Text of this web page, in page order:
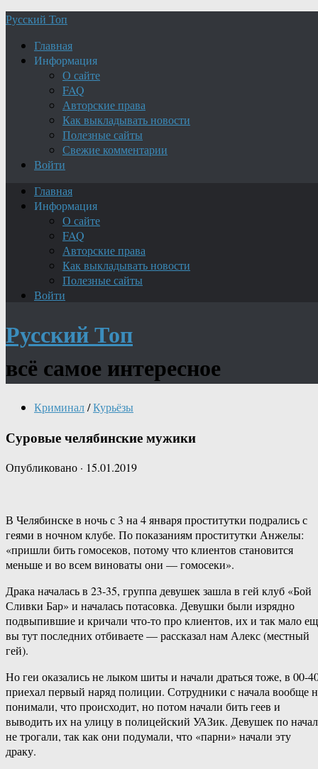
Русский Топ
Главная
Информация
О сайте
FAQ
Авторские права
Как выкладывать новости
Полезные сайты
Свежие комментарии
Войти
Главная
Информация
О сайте
FAQ
Авторские права
Как выкладывать новости
Полезные сайты
Войти
Русский Топ
всё самое интересное
Криминал/Курьёзы
Суровые челябинские мужики
Опубликовано · 15.01.2019
В Челябинске в ночь с 3 на 4 января проститутки подрались с
геями в ночном клубе. По показаниям проститутки Анжелы:
«пришли бить гомосеков, потому что клиентов становится
меньше и во всем виноваты они — гомосеки».
Драка началась в 23-35, группа девушек зашла в гей клуб «Бой
Сливки Бар» и началась потасовка. Девушки были изрядно
подвыпившие и кричали что-то про клиентов, их и так мало
вы тут последних отбиваете — рассказал нам Алекс (местный
гей).
Но геи оказались не лыком шиты и начали драться тоже, в 00-
приехал первый наряд полиции. Сотрудники с начала вообще
понимали, что происходит, но потом начали бить геев и
выводить их на улицу в полицейский УАЗик. Девушек по
не трогали, так как они подумали, что «парни» начали эту
драку.